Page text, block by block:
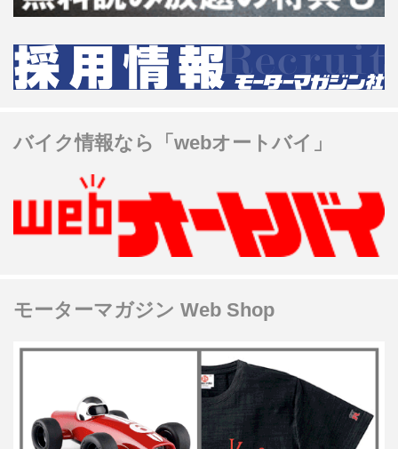
バイク情報なら「webオートバイ」
モーターマガジン Web Shop